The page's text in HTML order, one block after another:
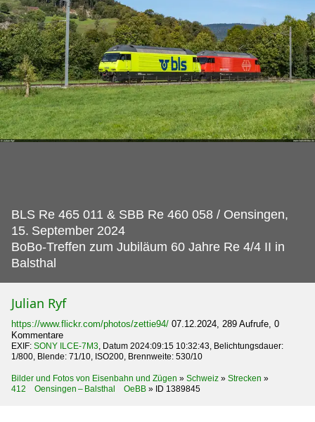
BLS Re 465 011 & SBB Re 460 058 / Oensingen,
15. September 2024
BoBo-Treffen zum Jubiläum 60 Jahre Re 4/4 II in
Balsthal
Julian Ryf
https://www.flickr.com/photos/zettie94/ 07.12.2024, 289 Aufrufe, 0
Kommentare
EXIF: SONY ILCE-7M3, Datum 2024:09:15 10:32:43, Belichtungsdauer:
1/800, Blende: 71/10, ISO200, Brennweite: 530/10
Bilder und Fotos von Eisenbahn und Zügen » Schweiz » Strecken »
412 Oensingen – Balsthal OeBB » ID 1389845